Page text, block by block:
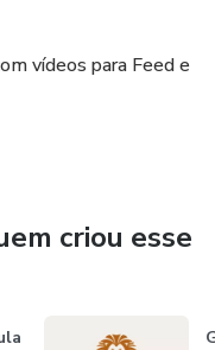
vídeos para Feed e
ajuda minha de
criou esse